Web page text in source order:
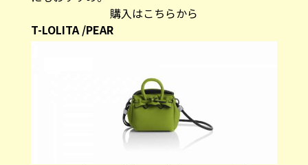
T-LOLITA /PEAR 幅105×高さ95mm×奥行